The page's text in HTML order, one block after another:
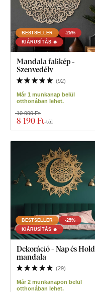
BESTSELLER
-25%
KIÁRUSÍTÁS 🔥
Mandala falikép -
Szenvedély
(92)
Már 1 munkanap belül
otthonában lehet.
8 190 Ft-tól
10 990 Ft
BESTSELLER
-25%
KIÁRUSÍTÁS 🔥
Dekoráció - Nap és Hold
mandala
(29)
Már 2 munkanapon belül
otthonában lehet.